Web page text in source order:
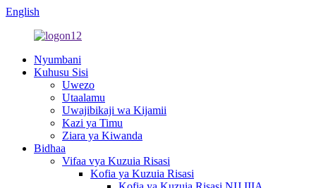
English
Nyumbani
Kuhusu Sisi
Uwezo
Utaalamu
Uwajibikaji wa Kijamii
Kazi ya Timu
Ziara ya Kiwanda
Bidhaa
Vifaa vya Kuzuia Risasi
Kofia ya Kuzuia Risasi